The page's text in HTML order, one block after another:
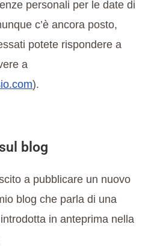
personali per le date di
c’è ancora posto,
potete rispondere a
a
).
blog
a pubblicare un nuovo
blog che parla di una
in anteprima nella